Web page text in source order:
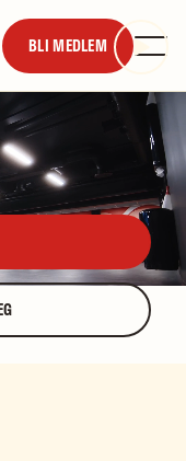
BLI MEDLEM
nytt